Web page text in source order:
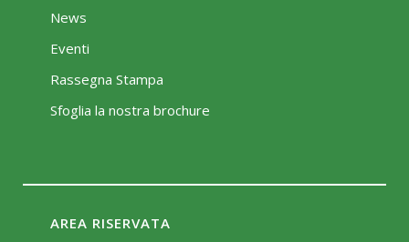
News
Eventi
Rassegna Stampa
Sfoglia la nostra brochure
AREA RISERVATA